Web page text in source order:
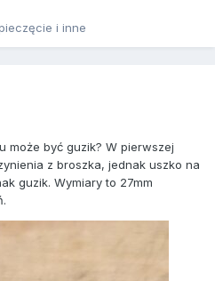
i inne
może być guzik? W pierwszej
z broszka, jednak uszko na
guzik. Wymiary to 27mm